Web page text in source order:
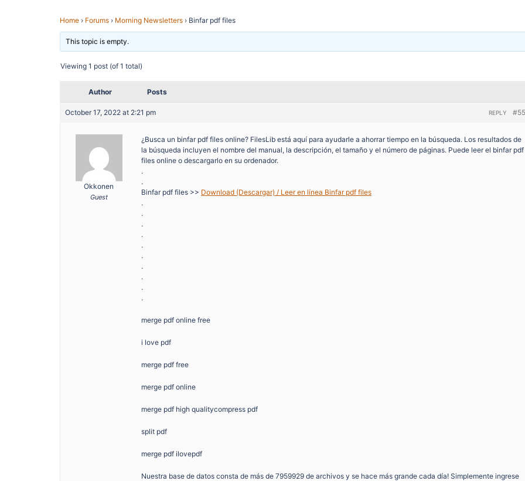
Home › Forums › Morning Newsletters › Binfar pdf files
This topic is empty.
Viewing 1 post (of 1 total)
Author Posts
October 17, 2022 at 2:21 pm REPLY
Okkonen
Guest
¿Busca un binfar pdf files online? FilesLib está aquí para ayudarle a ahorrar tiempo en la búsqueda. Los resultados de
la búsqueda incluyen el nombre del manual, la descripción, el tamaño y el número de páginas. Puede leer el binfar pdf
files online o descargarlo en su ordenador.
.
.
Binfar pdf files >> Download (Descargar) / Leer en línea Binfar pdf files
.
.
.
.
.
.
.
.
.
.
merge pdf online free
i love pdf
merge pdf free
merge pdf online
merge pdf high qualitycompress pdf
split pdf
merge pdf ilovepdf
Nuestra base de datos consta de más de 7959929 de archivos y se hace más grande cada día! Simplemente ingrese